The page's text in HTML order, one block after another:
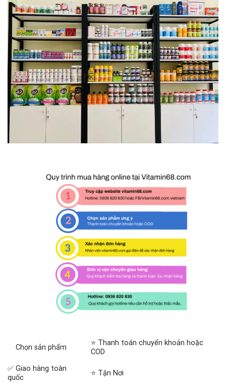
Chọn sản phẩm
⭐ Thanh toán chuyển khoản hoặc
COD
✅ Giao hàng toàn
quốc
⭐ Tận Nơi